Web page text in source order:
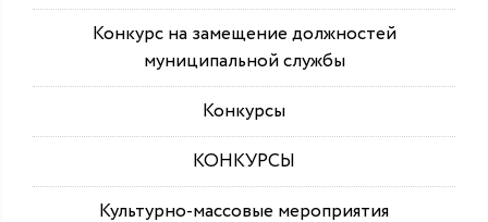
Конкурс на замещение должностей
муниципальной службы
Конкурсы
КОНКУРСЫ
Культурно-массовые мероприятия